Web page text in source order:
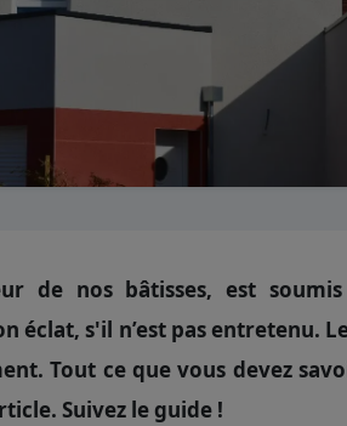
de nos bâtisses, est
s'il n’est pas entretenu.
Tout ce que vous devez
Suivez le guide !